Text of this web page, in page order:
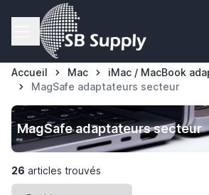
Allez au contenu
Accueil Mac
iMac / MacBook
MagSafe adaptateurs secteur
MagSafe adaptateurs secteur
26 articles trouvés